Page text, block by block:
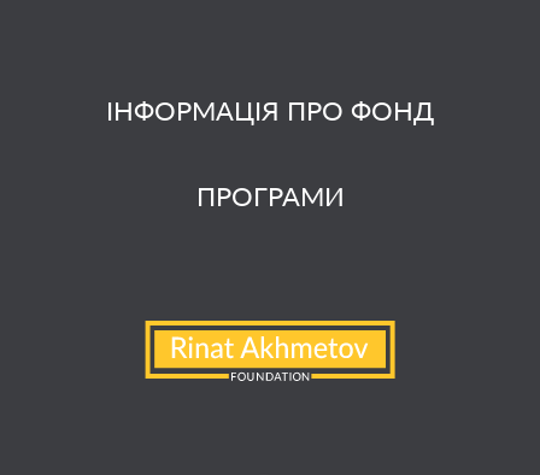
ІНФОРМАЦІЯ ПРО ФОНД
ПРОГРАМИ